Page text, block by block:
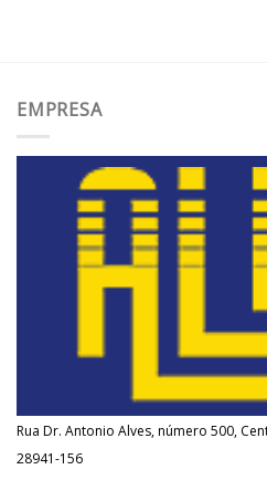
EMPRESA
Rua Dr. Antonio Alves, número 500,
28941-156